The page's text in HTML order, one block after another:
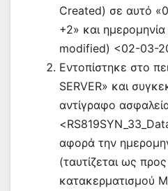
Created) σε αυτό
+2» και
modified) <02-03-
Εντοπίστηκε στο
SERVER» και
αντίγραφο
αφορά την
(ταυτίζεται ως προς
κατακερματισμού